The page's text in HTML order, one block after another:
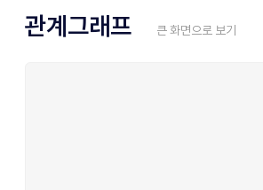
관계그래프 큰 화면으로 보기